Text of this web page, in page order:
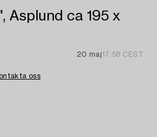
Asplund ca 195 x
20 maj17:58 CEST
oss